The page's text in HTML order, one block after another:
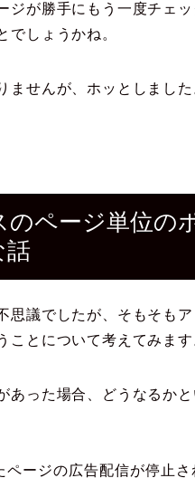
ジが勝手にもう一度チェ
でしょうかね。
ませんが、ホッとしました
のページ単位の
話
思議でしたが、そもそも
ことについて考えてみます
あった場合、どうなるかと
ページの広告配信が停止さ